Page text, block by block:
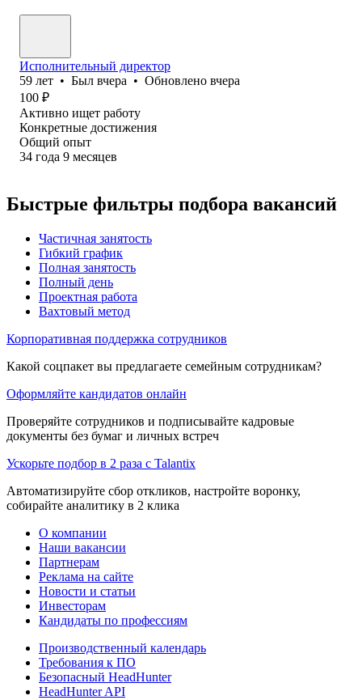
Исполнительный директор
59 лет • Был вчера • Обновлено вчера
100 ₽
Активно ищет работу
Конкретные достижения
Общий опыт
34 года 9 месяцев
Быстрые фильтры подбора вакансий
Частичная занятость
Гибкий график
Полная занятость
Полный день
Проектная работа
Вахтовый метод
Корпоративная поддержка сотрудников
Какой соцпакет вы предлагаете семейным сотрудникам?
Оформляйте кандидатов онлайн
Проверяйте сотрудников и подписывайте кадровые
документы без бумаг и личных встреч
Ускорьте подбор в 2 раза с Talantix
Автоматизируйте сбор откликов, настройте воронку,
собирайте аналитику в 2 клика
О компании
Наши вакансии
Партнерам
Реклама на сайте
Новости и статьи
Инвесторам
Кандидаты по профессиям
Производственный календарь
Требования к ПО
Безопасный HeadHunter
HeadHunter API